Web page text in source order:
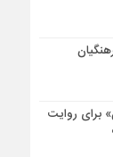
برای روایت